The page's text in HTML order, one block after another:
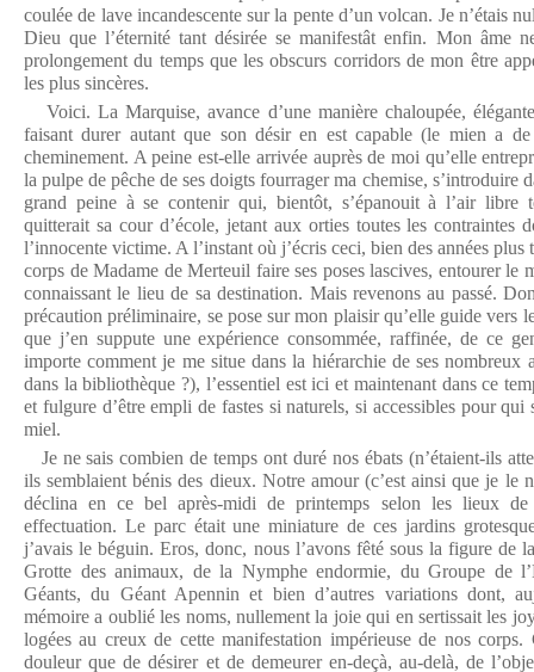
coulée de lave incandescente sur la pente d’un volcan. Je n’étais
Dieu que l’éternité tant désirée se manifestât enfin. Mon âme
prolongement du temps que les obscurs corridors de mon être
les plus sincères.
Voici. La Marquise, avance d’une manière chaloupée,
faisant durer autant que son désir en est capable (le mien a
cheminement. A peine est-elle arrivée auprès de moi qu’elle
la pulpe de pêche de ses doigts fourrager ma chemise, s’introduire
grand peine à se contenir qui, bientôt, s’épanouit à l’air libre
quitterait sa cour d’école, jetant aux orties toutes les contraintes
l’innocente victime. A l’instant où j’écris ceci, bien des années plus
corps de Madame de Merteuil faire ses poses lascives, entourer le
connaissant le lieu de sa destination. Mais revenons au passé.
précaution préliminaire, se pose sur mon plaisir qu’elle guide vers
que j’en suppute une expérience consommée, raffinée, de ce
importe comment je me situe dans la hiérarchie de ses nombreux
dans la bibliothèque ?), l’essentiel est ici et maintenant dans ce
et fulgure d’être empli de fastes si naturels, si accessibles pour
miel.
Je ne sais combien de temps ont duré nos ébats (n’étaient-ils
ils semblaient bénis des dieux. Notre amour (c’est ainsi que je le
déclina en ce bel après-midi de printemps selon les lieux de
effectuation. Le parc était une miniature de ces jardins
j’avais le béguin. Eros, donc, nous l’avons fêté sous la figure de
Grotte des animaux, de la Nymphe endormie, du Groupe de
Géants, du Géant Apennin et bien d’autres variations dont,
mémoire a oublié les noms, nullement la joie qui en sertissait les
logées au creux de cette manifestation impérieuse de nos corps.
douleur que de désirer et de demeurer en-deçà, au-delà, de